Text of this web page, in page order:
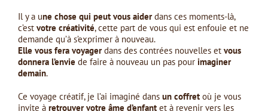
Il y a une chose qui peut vous aiderdans ces moments-là,
c’est votre créativité, cette part de vous qui est enfouie et ne
demande qu’à s’exprimer à nouveau.
Elle vous fera voyagerdans des contrées nouvelles et vous
donnera l’envie de faire à nouveau un pas pour imaginer
demain.
Ce voyage créatif, je l’ai imaginé dans un coffret où je vous
invite à retrouver votre âme d’enfant et à revenir vers les